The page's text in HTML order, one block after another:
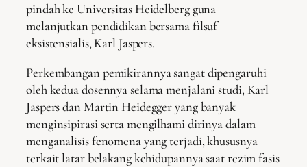
pindah ke Universitas Heidelberg guna
melanjutkan pendidikan bersama filsuf
eksistensialis, Karl Jaspers.
Perkembangan pemikirannya sangat dipengaruhi
oleh kedua dosennya selama menjalani studi, Karl
Jaspers dan Martin Heidegger yang banyak
menginsipirasi serta mengilhami dirinya dalam
menganalisis fenomena yang terjadi, khususnya
terkait latar belakang kehidupannya saat rezim fasis